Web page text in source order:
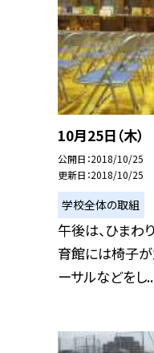
10月25日（木
公開日 2018/10/25
更新日 2018/10/25
学校全体の取組
午後は、ひまわ
育館には椅子が
ーサルなどをし